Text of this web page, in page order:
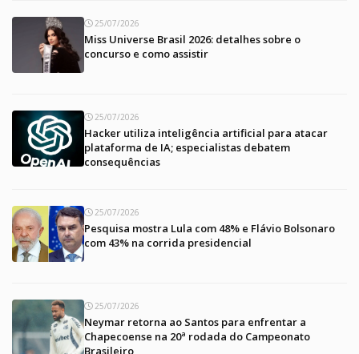
25/07/2026
Miss Universe Brasil 2026: detalhes sobre o
concurso e como assistir
25/07/2026
Hacker utiliza inteligência artificial para atacar
plataforma de IA; especialistas debatem
consequências
25/07/2026
Pesquisa mostra Lula com 48% e Flávio Bolsonaro
com 43% na corrida presidencial
25/07/2026
Neymar retorna ao Santos para enfrentar a
Chapecoense na 20ª rodada do Campeonato
Brasileiro